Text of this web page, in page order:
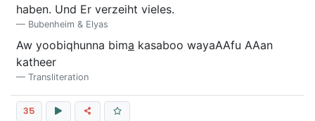
haben. Und Er verzeiht vieles.
Bubenheim & Elyas
Aw yoobiqhunna bima kasaboo wayaAAfu AAan
katheer
Transliteration
35